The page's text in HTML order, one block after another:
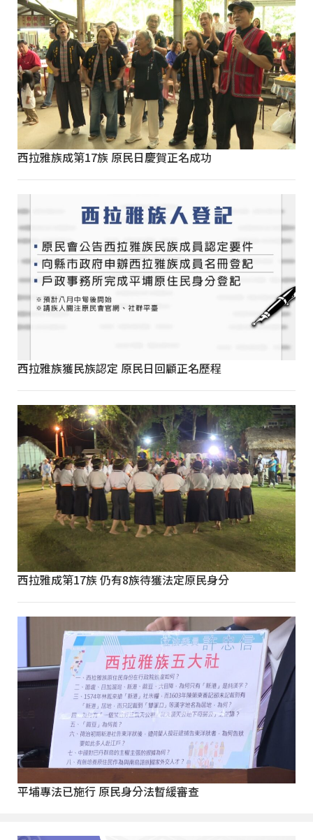
西拉雅族成第17族 原民日慶賀正名成功
西拉雅族獲民族認定 原民日回顧正名歷程
西拉雅成第17族 仍有8族待獲法定原民身分
平埔專法已施行 原民身分法暫緩審查